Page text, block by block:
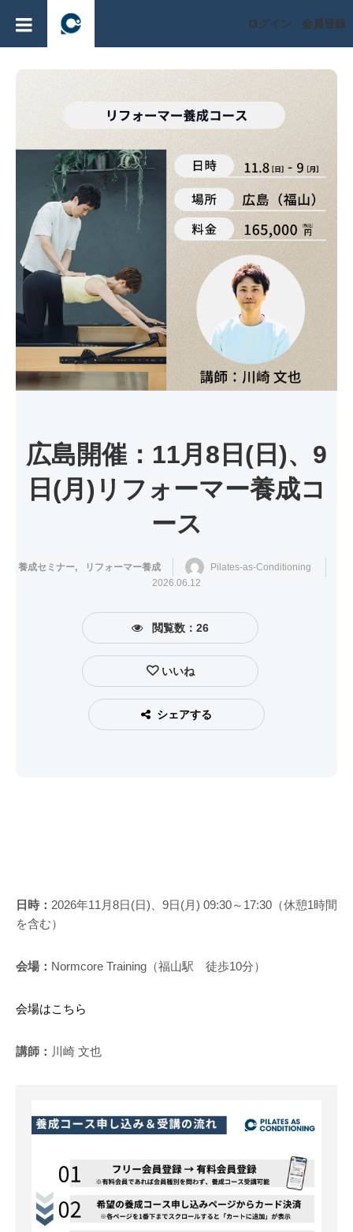
ログイン 会員登録
広島開催：11月8日(日)、9
日(月)リフォーマー養成コ
ース
養成セミナー, リフォーマー養成
Pilates-as-Conditioning
2026.06.12
閲覧数：26
いいね
シェアする
日時： 2026年11月8日(日)、9日(月) 09:30～17:30（休憩1時間
を含む）
会場： Normcore Training（福山駅 徒歩10分）
会場はこちら
講師： 川崎 文也